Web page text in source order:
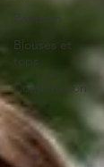
Pantalon
Blouses et
tops
Combinaison